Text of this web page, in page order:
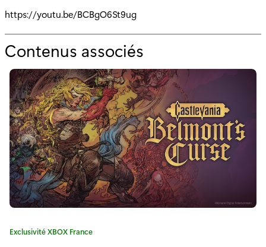
https://youtu.be/BCBgO6St9ug
Contenus associés
o
u
r
"
I
n
t
C
Exclusivité XBOX France